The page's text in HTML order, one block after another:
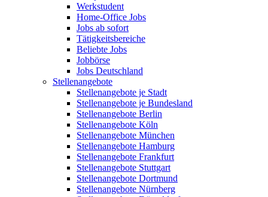
Werkstudent
Home-Office Jobs
Jobs ab sofort
Tätigkeitsbereiche
Beliebte Jobs
Jobbörse
Jobs Deutschland
Stellenangebote
Stellenangebote je Stadt
Stellenangebote je Bundesland
Stellenangebote Berlin
Stellenangebote Köln
Stellenangebote München
Stellenangebote Hamburg
Stellenangebote Frankfurt
Stellenangebote Stuttgart
Stellenangebote Dortmund
Stellenangebote Nürnberg